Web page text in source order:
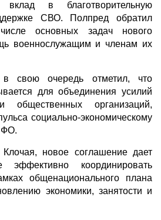
вклад в благотворительную
СВО. Полпред обратил
основных задач нового
военнослужащим и членам их
свою очередь отметил, что
для объединения усилий
общественных организаций,
социально-экономическому
новое соглашение дает
эффективно координировать
общенационального плана
экономики, занятости и